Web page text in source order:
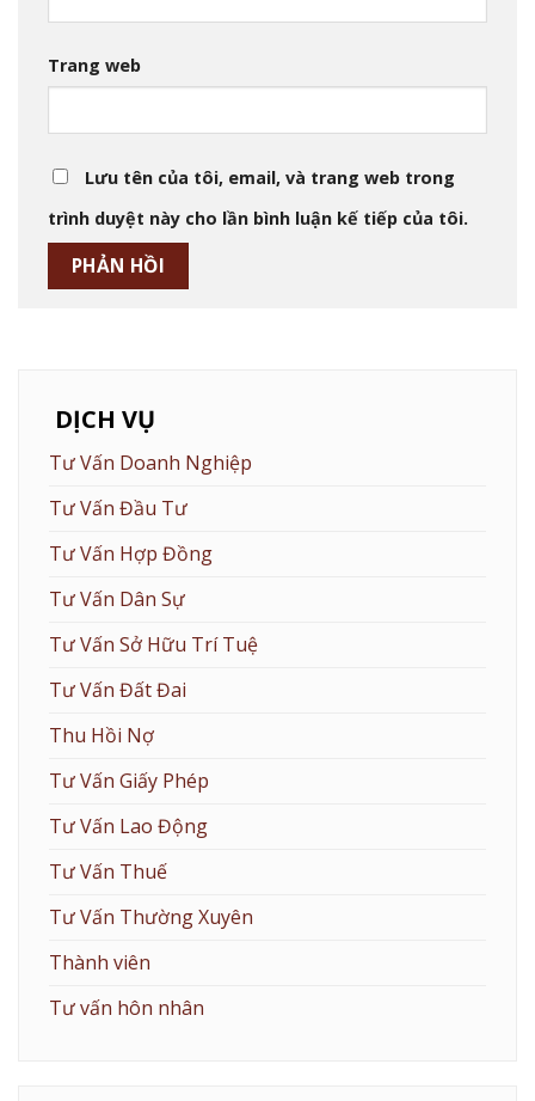
Trang web
Lưu tên của tôi, email, và trang web trong
trình duyệt này cho lần bình luận kế tiếp của tôi.
DỊCH VỤ
Tư Vấn Doanh Nghiệp
Tư Vấn Đầu Tư
Tư Vấn Hợp Đồng
Tư Vấn Dân Sự
Tư Vấn Sở Hữu Trí Tuệ
Tư Vấn Đất Đai
Thu Hồi Nợ
Tư Vấn Giấy Phép
Tư Vấn Lao Động
Tư Vấn Thuế
Tư Vấn Thường Xuyên
Thành viên
Tư vấn hôn nhân